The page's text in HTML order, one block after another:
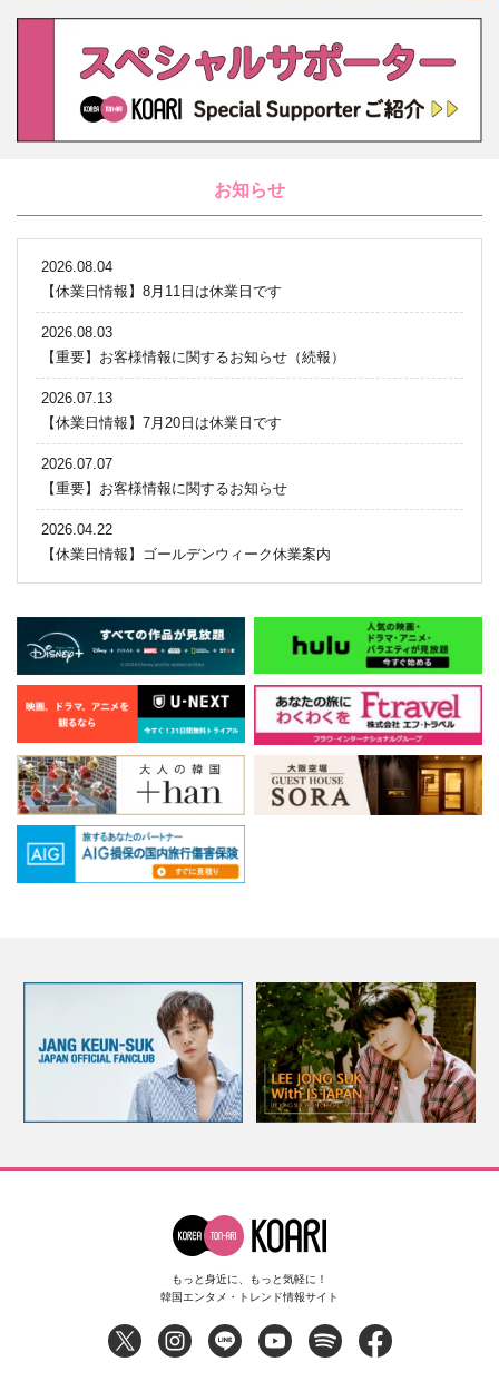
お知らせ
2026.08.04
【休業日情報】8月11日は休業日です
2026.08.03
【重要】お客様情報に関するお知らせ（続報）
2026.07.13
【休業日情報】7月20日は休業日です
2026.07.07
【重要】お客様情報に関するお知らせ
2026.04.22
【休業日情報】ゴールデンウィーク休業案内
もっと身近に、もっと気軽に！
韓国エンタメ・トレンド情報サイト